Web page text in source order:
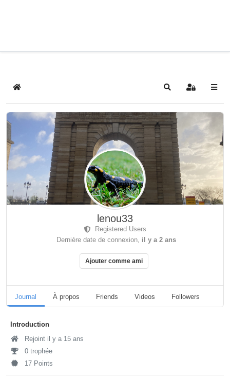
Home SearchSign In
lenou33
Registered Users
Dernière date de connexion, il y a 2 ans
Ajouter comme ami
Journal À propos Friends Videos Followers
Introduction
Rejoint il y a 15 ans
0 trophée
17 Points